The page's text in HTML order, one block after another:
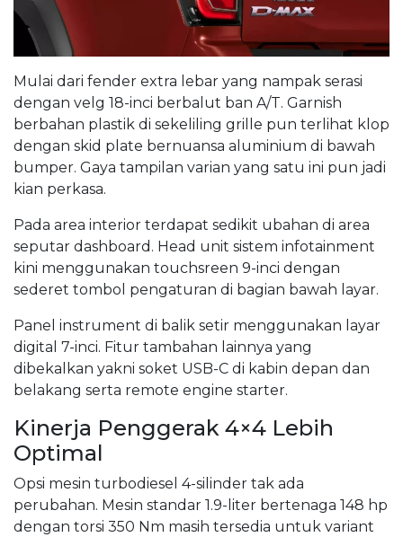
Mulai dari fender extra lebar yang nampak serasi
dengan velg 18-inci berbalut ban A/T. Garnish
berbahan plastik di sekeliling grille pun terlihat klop
dengan skid plate bernuansa aluminium di bawah
bumper. Gaya tampilan varian yang satu ini pun jadi
kian perkasa.
Pada area interior terdapat sedikit ubahan di area
seputar dashboard. Head unit sistem infotainment
kini menggunakan touchsreen 9-inci dengan
sederet tombol pengaturan di bagian bawah layar.
Panel instrument di balik setir menggunakan layar
digital 7-inci. Fitur tambahan lainnya yang
dibekalkan yakni soket USB-C di kabin depan dan
belakang serta remote engine starter.
Kinerja Penggerak 4×4 Lebih
Optimal
Opsi mesin turbodiesel 4-silinder tak ada
perubahan. Mesin standar 1.9-liter bertenaga 148 hp
dengan torsi 350 Nm masih tersedia untuk variant